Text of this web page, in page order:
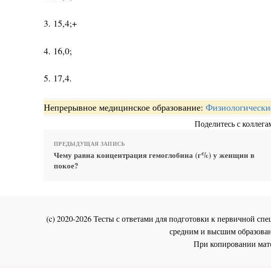
3. 15,4;+
4. 16,0;
5. 17,4.
Непрерывное медицинское образование:
Поделитесь с
ПРЕДЫДУЩАЯ ЗАПИСЬ
Чему равна концентрация гемоглобина (г%) у женщин в
покое?
(c) 2020-2026 Тесты с ответами для подготовки к первичной
средним и высшим
При копировании